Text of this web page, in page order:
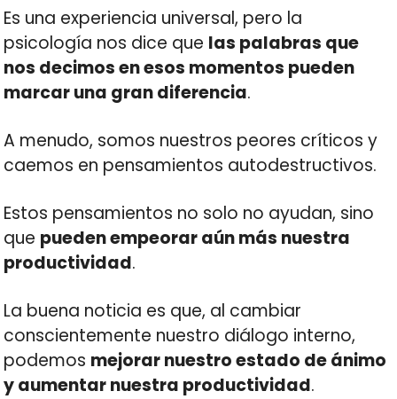
Es una experiencia universal, pero la
psicología nos dice que las palabras que
nos decimos en esos momentos pueden
marcar una gran diferencia.
A menudo, somos nuestros peores críticos y
caemos en pensamientos autodestructivos.
Estos pensamientos no solo no ayudan, sino
que pueden empeorar aún más nuestra
productividad.
La buena noticia es que, al cambiar
conscientemente nuestro diálogo interno,
podemos mejorar nuestro estado de ánimo
y aumentar nuestra productividad.